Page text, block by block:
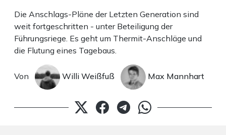
Die Anschlags-Pläne der Letzten Generation sind
weit fortgeschritten - unter Beteiligung der
Führungsriege. Es geht um Thermit-Anschläge und
die Flutung eines Tagebaus.
Von Willi Weißfuß Max Mannhart